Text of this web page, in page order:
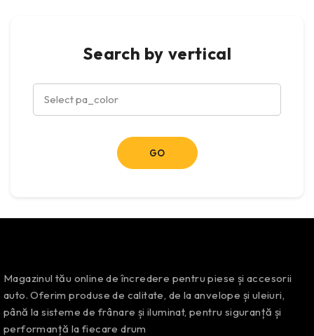
Search by vertical
Magazinul tău online de încredere pentru piese și accesorii
auto. Oferim produse de calitate, de la anvelope și uleiuri,
până la sisteme de frânare și iluminat, pentru siguranță și
performanță la fiecare drum